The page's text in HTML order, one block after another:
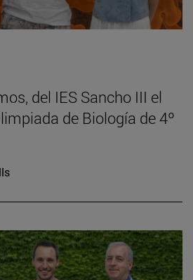
del IES Sancho III el
de Biología de 4º